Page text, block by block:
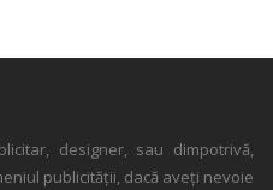
designer, sau dimpotrivă,
publicității, dacă aveți nevoie